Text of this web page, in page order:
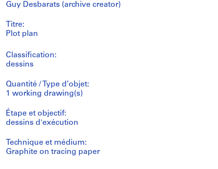
Guy Desbarats (archive creator)
Titre:
Plot plan
Classification:
dessins
Quantité / Type d’objet:
1 working drawing(s)
Étape et objectif:
dessins d'exécution
Technique et médium:
Graphite on tracing paper